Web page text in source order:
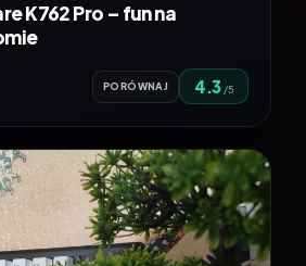
K762 Pro – fun na
PORÓWNAJ 4.3 /5